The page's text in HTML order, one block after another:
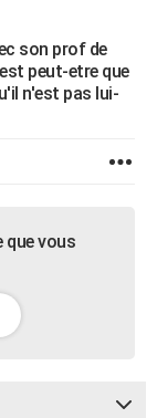
son prof de
peut-etre que
n'est pas lui-
que vous